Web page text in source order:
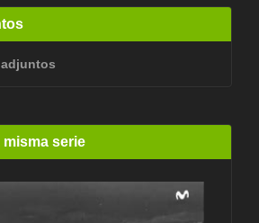
misma serie